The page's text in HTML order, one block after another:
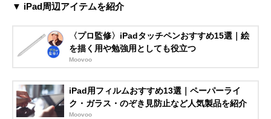
▼ iPad周辺アイテムを紹介
〈プロ監修〉iPadタッチペンおすすめ15選｜絵
を描く用や勉強用としても役立つ
Moovoo
iPad用フィルムおすすめ13選｜ペーパーライ
ク・ガラス・のぞき見防止など人気製品を紹介
Moovoo